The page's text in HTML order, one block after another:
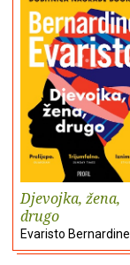
Djevojka, žena,
drugo
Evaristo Bernardine